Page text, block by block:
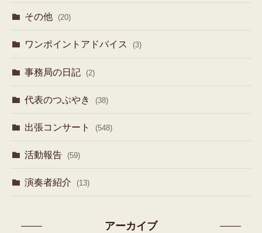
その他 (20)
ワンポイントアドバイス (3)
事務局の日記 (2)
代表のつぶやき (38)
出張コンサート (548)
活動報告 (59)
演奏者紹介 (13)
アーカイブ